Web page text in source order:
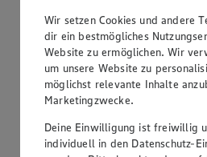
Rabatt)
Frischkäsezubereitung,
120/150g Packung/
Wir setzen Cookies und andere
dir ein bestmögliches
Website zu ermöglichen. Wir
um unsere Website zu
möglichst relevante Inhalte
Marketingzwecke.
Deine Einwilligung ist freiwillig
individuell in den Datenschutz-